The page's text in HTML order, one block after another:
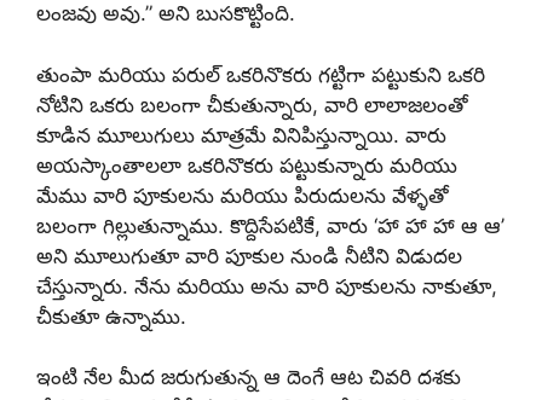
లంజవు అవు.” అని బుసకొట్టింది.
తుంపా మరియు పరుల్ ఒకరినొకరు గట్టిగా పట్టుకుని ఒకరి
నోటిని ఒకరు బలంగా చీకుతున్నారు, వారి లాలాజలంతో
కూడిన మూలుగులు మాత్రమే వినిపిస్తున్నాయి. వారు
అయస్కాంతాలలా ఒకరినొకరు పట్టుకున్నారు మరియు
మేము వారి పూకులను మరియు పిరుదులను వేళ్ళతో
బలంగా గిల్లుతున్నాము. కొద్దిసేపటికే, వారు ‘హా హా హా ఆ ఆ’
అని మూలుగుతూ వారి పూకుల నుండి నీటిని విడుదల
చేస్తున్నారు. నేను మరియు అను వారి పూకులను నాకుతూ,
చీకుతూ ఉన్నాము.
ఇంటి నేల మీద జరుగుతున్న ఆ దెంగే ఆట చివరి దశకు